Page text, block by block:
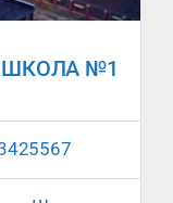
ШКОЛА №1
закрыто